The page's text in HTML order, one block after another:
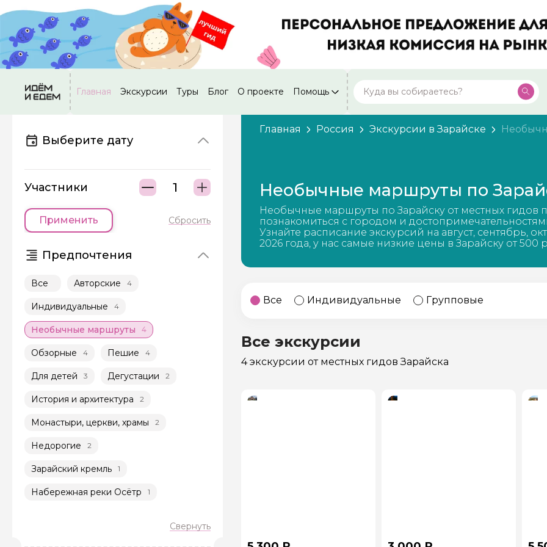
Главная Экскурсии Туры Блог О проекте Помощь
Москва
Россия
Россия
Калининград
Россия
28 экскурсий
Кисловодск
Россия
20 экскурсий
Дербент
Посмотреть все города
Выберите дату
Участники
Применить Сбросить
Предпочтения
Все Авторские 4
Индивидуальные 4
Необычные маршруты 4
Обзорные 4 Пешие 4
Для детей 3 Дегустации 2
История и архитектура 2
Монастыри, церкви, храмы 2
Недорогие 2
Зарайский кремль 1
Набережная реки Осётр 1
Главная Россия Экскурсии в Зарайске
Необычные маршруты по
Необычные маршруты по Зарайску от местных гидов
познакомиться с городом и
Узнайте расписание экскурсий на август, сентябрь,
2026 года, у нас самые низкие цены в Зарайску от 500
Все Индивидуальные Групповые
Все экскурсии
4 экскурсии от местных гидов Зарайска